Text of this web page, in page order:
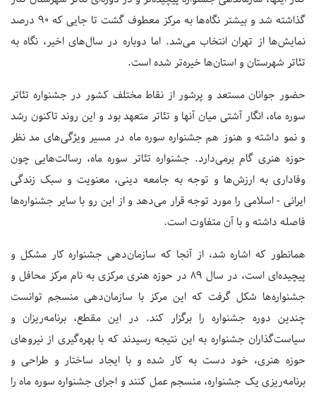
گذاشته شد و بیشتر نگاه‌ها به مرکز معطوف گشت تا جایی که 90 درصد
نمایش‌ها از تهران انتخاب می‌شد. اما دوباره در سال‌های اخیر، نگاه به
تئاتر شهرستان و استان‌ها خیره‌تر شده است.
حضور جوانان مستعد و پرشور از نقاط مختلف کشور در جشنواره تئاتر
سوره ماه، انگار آشتی میان آنها و تئاتر متعهد بود و این روند تاکنون رشد
و نمو داشته و هنوز هم جشنواره سوره ماه در مسیر ویژگی‌های مد نظر
حوزه هنری گام برمی‌دارد. جشنواره تئاتر سوره ماه، رسالت‌هایی چون
وفاداری به ارزش‌ها و توجه به جامعه دینی، معنویت و سبک زندگی
ایرانی - اسلامی را مورد توجه قرار می‌دهد و از این رو با سایر جشنواره‌ها
فاصله داشته و با آن متفاوت است.
همانطور که اشاره شد، از آنجا که سازمان‌دهی جشنواره کار مشکل و
پیچیده‌ای است، در سال 89 در حوزه هنری مرکزی به نام مرکز محافل و
جشنواره‌ها شکل گرفت که این مرکز با سازمان‌دهی منسجم توانست
چندین دوره جشنواره را برگزار کند. در این مقطع، برنامه‌ریزان و
سیاست‌گذاران جشنواره به این نتیجه رسیدند که با بهره‌گیری از نیروهای
حوزه هنری، خود دست به کار شده و با ایجاد ساختار و طراحی و
برنامه‌ریزی یک جشنواره، منسجم عمل کنند و اجرای جشنواره سوره ماه را